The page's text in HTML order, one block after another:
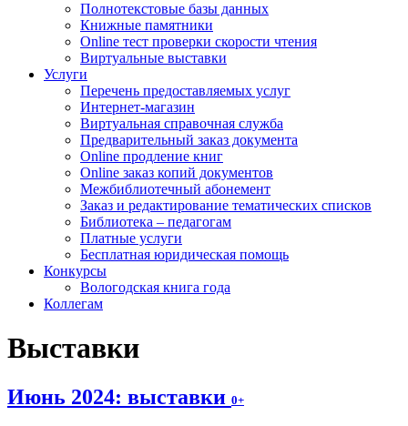
Полнотекстовые базы данных
Книжные памятники
Online тест проверки скорости чтения
Виртуальные выставки
Услуги
Перечень предоставляемых услуг
Интернет-магазин
Виртуальная справочная служба
Предварительный заказ документа
Online продление книг
Online заказ копий документов
Межбиблиотечный абонемент
Заказ и редактирование тематических списков
Библиотека – педагогам
Платные услуги
Бесплатная юридическая помощь
Конкурсы
Вологодская книга года
Коллегам
Выставки
Июнь 2024: выставки 0+